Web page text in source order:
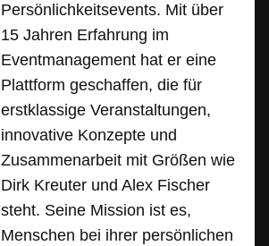
Persönlichkeitsevents. Mit über
15 Jahren Erfahrung im
Eventmanagement hat er eine
Plattform geschaffen, die für
erstklassige Veranstaltungen,
innovative Konzepte und
Zusammenarbeit mit Größen wie
Dirk Kreuter und Alex Fischer
steht. Seine Mission ist es,
Menschen bei ihrer persönlichen